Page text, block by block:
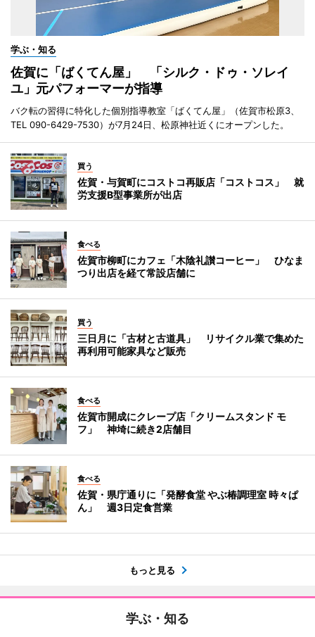
学ぶ・知る
佐賀に「ばくてん屋」 「シルク・ドゥ・ソレイ
ユ」元パフォーマーが指導
バク転の習得に特化した個別指導教室「ばくてん屋」（佐賀市松原3、
TEL 090-6429-7530）が7月24日、松原神社近くにオープンした。
買う
佐賀・与賀町にコストコ再販店「コストコス」 就
労支援B型事業所が出店
食べる
佐賀市柳町にカフェ「木陰礼讃コーヒー」 ひなま
つり出店を経て常設店舗に
買う
三日月に「古材と古道具」 リサイクル業で集めた
再利用可能家具など販売
食べる
佐賀市開成にクレープ店「クリームスタンド モ
フ」 神埼に続き2店舗目
食べる
佐賀・県庁通りに「発酵食堂 やぶ椿調理室 時々ぱ
ん」 週3日定食営業
もっと見る
学ぶ・知る